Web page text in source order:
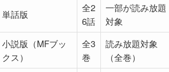
単話版
全2
6話
一部が読み放題
対象
小説版（MFブッ
クス）
全3
巻
読み放題対象
（全巻）